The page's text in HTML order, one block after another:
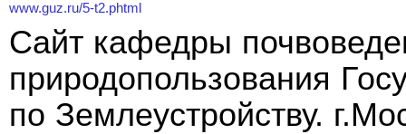
www.guz.ru/5-t2.phtml
Сайт кафедры
природопользования
по Землеустройству.